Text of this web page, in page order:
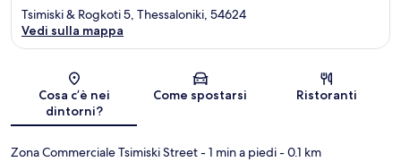
Mappa
Tsimiski & Rogkoti 5, Thessaloniki, 54624
Vedi sulla mappa
Cosa c’è nei
dintorni?
Come spostarsi Ristoranti
Zona Commerciale Tsimiski Street- 1 min a piedi- 0.1 km